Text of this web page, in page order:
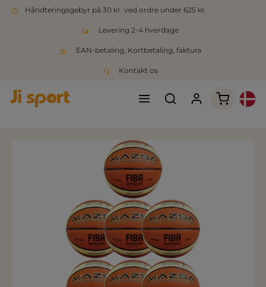
Håndteringsgebyr på 30 kr. ved ordre under 625 kr.
Levering 2-4 hverdage
EAN-betaling, Kortbetaling, faktura
Kontakt os
Spring over billedgalleri